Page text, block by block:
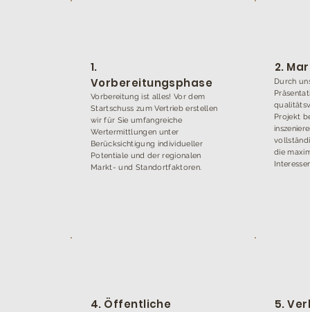
1.
Vorbereitungsphase
Vorbereitung ist alles! Vor dem
Startschuss zum Vertrieb erstellen
wir für Sie umfangreiche
Wertermittlungen unter
Berücksichtigung individueller
Potentiale und der regionalen
Markt- und Standortfaktoren.
2.
Durch
Projekt
die
4. Öffentliche
5.